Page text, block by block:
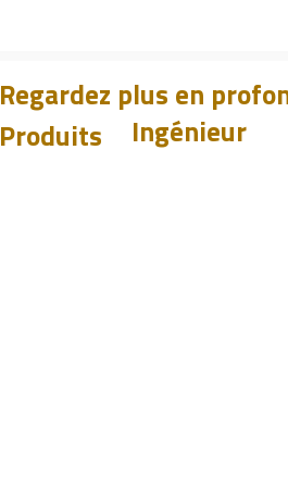
Regardez plus en
Produits
Ingénieur